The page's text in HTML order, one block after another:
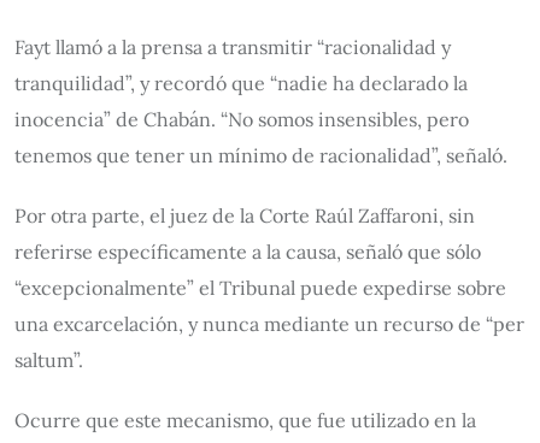
Fayt llamó a la prensa a transmitir “racionalidad y
tranquilidad”, y recordó que “nadie ha declarado la
inocencia” de Chabán. “No somos insensibles, pero
tenemos que tener un mínimo de racionalidad”, señaló.
Por otra parte, el juez de la Corte Raúl Zaffaroni, sin
referirse específicamente a la causa, señaló que sólo
“excepcionalmente” el Tribunal puede expedirse sobre
una excarcelación, y nunca mediante un recurso de “per
saltum”.
Ocurre que este mecanismo, que fue utilizado en la